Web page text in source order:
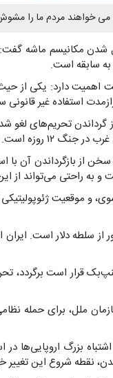
مردم ما را مشوش
شدن مکانیسم ماشه
سابقه است.
دارد: یکی از حیث
استفاده غیر
باز گرداندن
را، تحت‌الشعاع قرار دهند.
از بازگرداندن
به راحتی می‌تواند از
و موقعیت
از سلطه دلار
قرار است برگردد،
ملل، برای حمله
بزرگ